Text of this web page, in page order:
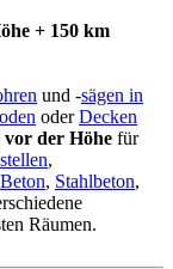
+ 150 km
und -sägen in
oderDecken
der Höhe für
,
Beton, Stahlbeton,
Räumen.